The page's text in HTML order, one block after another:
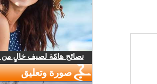
نصائح هامّة لصيف خالٍ من
صورة وتعليق